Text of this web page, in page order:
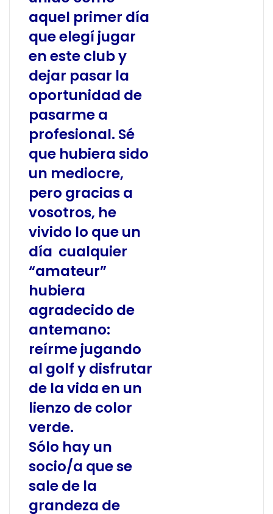
aquel primer día
que elegí jugar
en este club y
dejar pasar la
oportunidad de
pasarme a
profesional. Sé
que hubiera sido
un mediocre,
pero gracias a
vosotros, he
vivido lo que un
día cualquier
“amateur”
hubiera
agradecido de
antemano:
reírme jugando
al golf y disfrutar
de la vida en un
lienzo de color
verde.
Sólo hay un
socio/a que se
sale de la
grandeza de